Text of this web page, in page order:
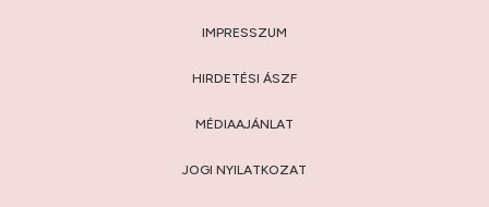
IMPRESSZUM
HIRDETÉSI ÁSZF
MÉDIAAJÁNLAT
JOGI NYILATKOZAT